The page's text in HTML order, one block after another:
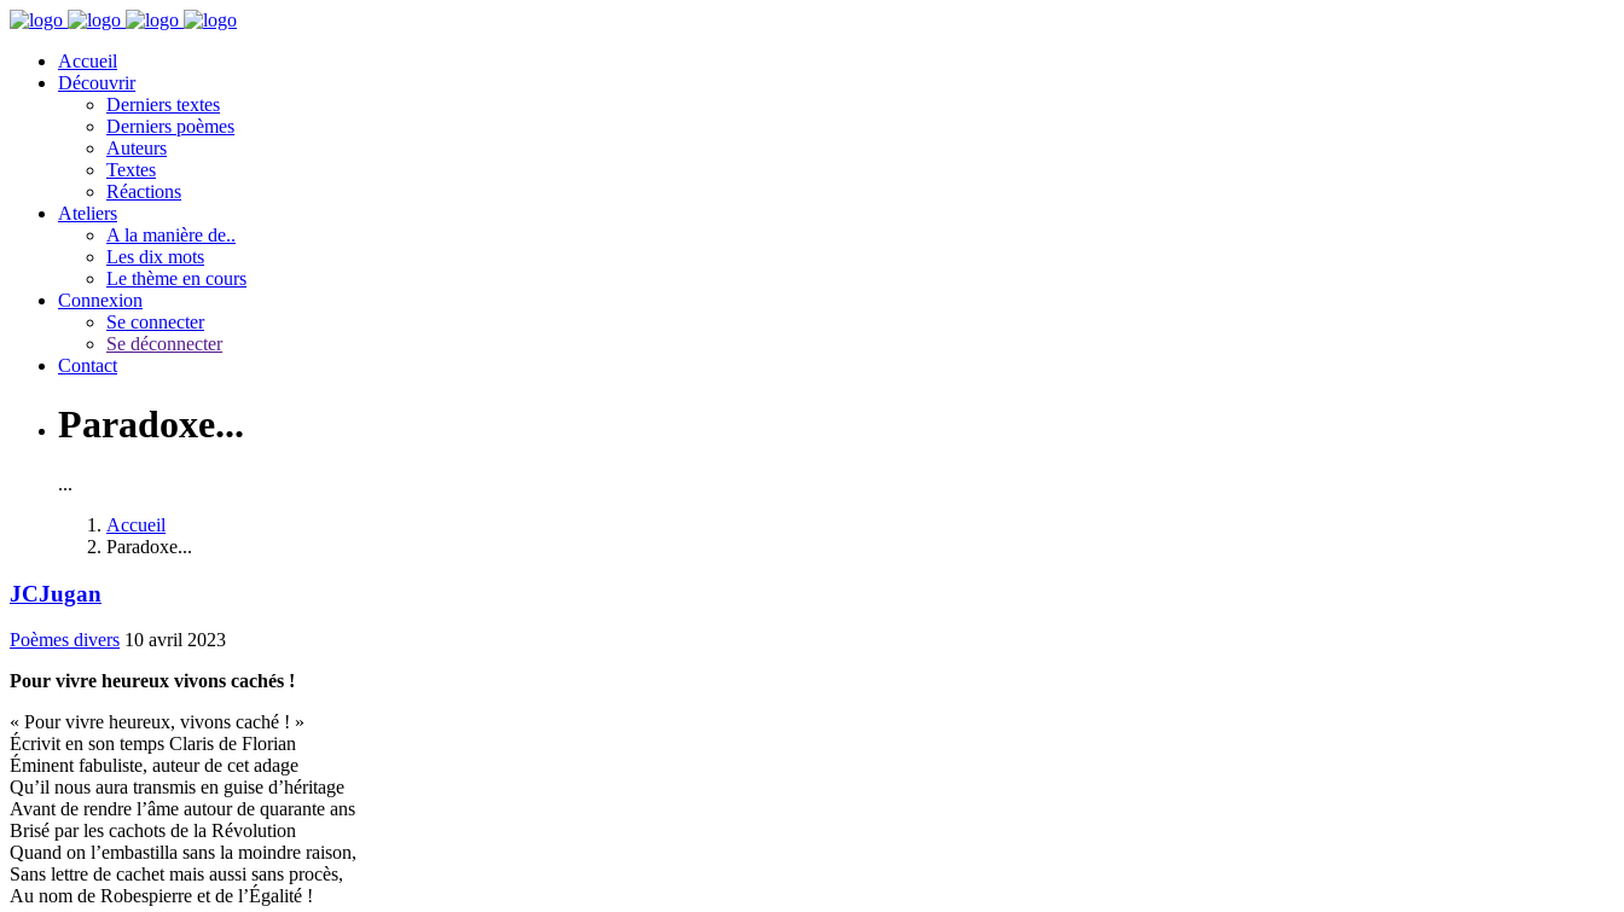
Accueil
Découvrir
Derniers textes
Derniers poèmes
Auteurs
Textes
Réactions
Ateliers
A la manière de..
Les dix mots
Le thème en cours
Connexion
Se connecter
Se déconnecter
Contact
Paradoxe...
...
Accueil
Paradoxe...
JCJugan
Poèmes divers 10 avril 2023
Pour vivre heureux vivons cachés !
« Pour vivre heureux, vivons caché ! »
Écrivit en son temps Claris de Florian
Éminent fabuliste, auteur de cet adage
Qu’il nous aura transmis en guise d’héritage
Avant de rendre l’âme autour de quarante ans
Brisé par les cachots de la Révolution
Quand on l’embastilla sans la moindre raison,
Sans lettre de cachet mais aussi sans procès,
Au nom de Robespierre et de l’Égalité !